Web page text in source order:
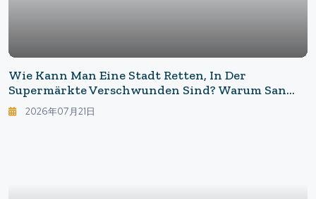
Wie Kann Man Eine Stadt Retten, In Der
Supermärkte Verschwunden Sind? Warum San
Francisco Auf Die "Leerstandsteuer" Verzichtet
Hat
2026年07月21日